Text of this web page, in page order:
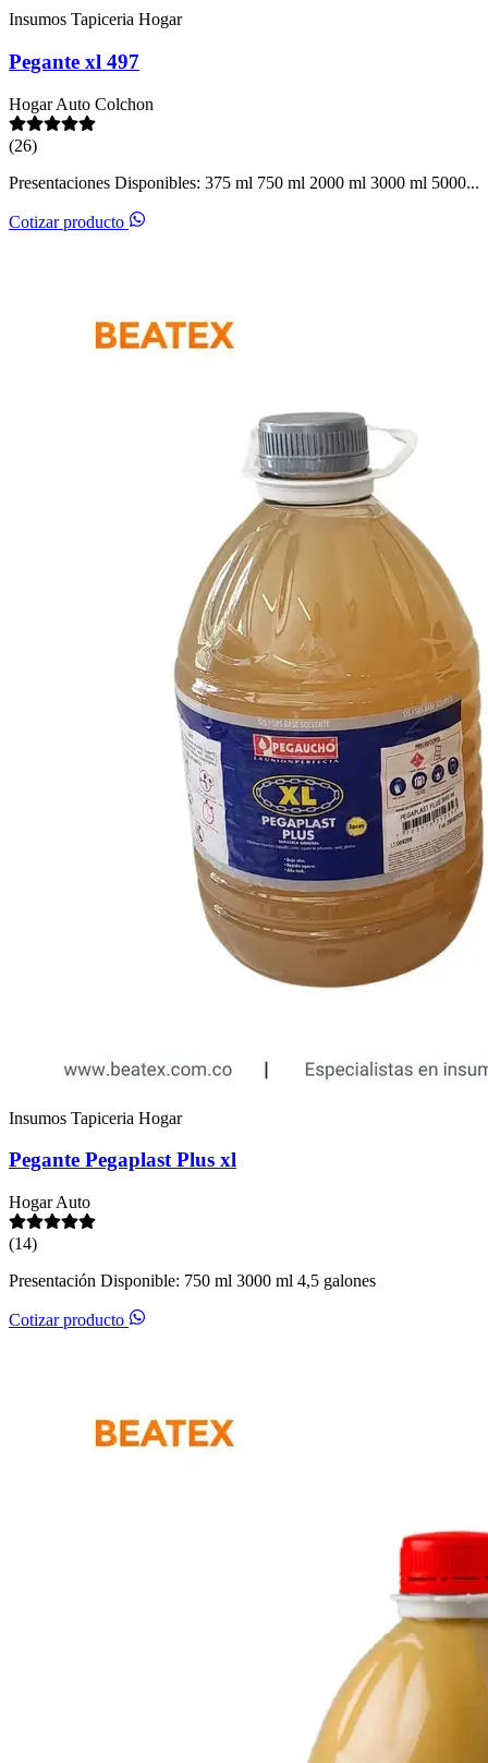
Insumos Tapiceria Hogar
Pegante xl 497
HogarAuto Colchon
(26)
Presentaciones Disponibles: 375 ml 750 ml 2000 ml 3000 ml 5000...
Cotizar producto
Insumos Tapiceria Hogar
Pegante Pegaplast Plus xl
HogarAuto
(14)
Presentación Disponible: 750 ml 3000 ml 4,5 galones
Cotizar producto